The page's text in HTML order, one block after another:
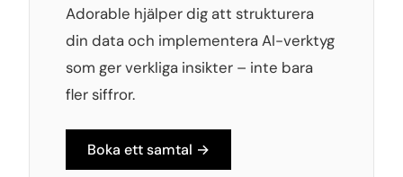
Adorable hjälper dig att strukturera
din data och implementera AI-verktyg
som ger verkliga insikter – inte bara
fler siffror.
Boka ett samtal →